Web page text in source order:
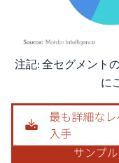
画像 © Mordor Intelligence
注記: 全セグメント
に